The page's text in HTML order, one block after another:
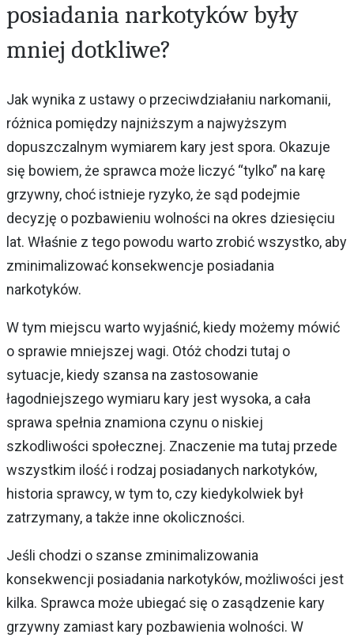
posiadania narkotyków były
mniej dotkliwe?
Jak wynika z ustawy o przeciwdziałaniu narkomanii,
różnica pomiędzy najniższym a najwyższym
dopuszczalnym wymiarem kary jest spora. Okazuje
się bowiem, że sprawca może liczyć “tylko” na karę
grzywny, choć istnieje ryzyko, że sąd podejmie
decyzję o pozbawieniu wolności na okres dziesięciu
lat. Właśnie z tego powodu warto zrobić wszystko, aby
zminimalizować konsekwencje posiadania
narkotyków.
W tym miejscu warto wyjaśnić, kiedy możemy mówić
o sprawie mniejszej wagi. Otóż chodzi tutaj o
sytuacje, kiedy szansa na zastosowanie
łagodniejszego wymiaru kary jest wysoka, a cała
sprawa spełnia znamiona czynu o niskiej
szkodliwości społecznej. Znaczenie ma tutaj przede
wszystkim ilość i rodzaj posiadanych narkotyków,
historia sprawcy, w tym to, czy kiedykolwiek był
zatrzymany, a także inne okoliczności.
Jeśli chodzi o szanse zminimalizowania
konsekwencji posiadania narkotyków, możliwości jest
kilka. Sprawca może ubiegać się o zasądzenie kary
grzywny zamiast kary pozbawienia wolności. W